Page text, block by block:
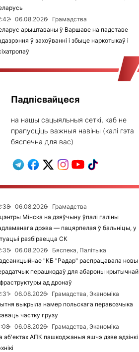
06.08.2026
Грамадства
арыштаваны ў Варшаве на падставе
ў захоўванні і збыце наркотыкаў і
Падпісвайцеся
на нашы сацыяльныя сеткі, каб не
прапусціць важныя навіны (калі гэта
бяспечна для вас)
06.08.2026
Грамадства
Мінска на дзяўчыну ўпалі галіны
дрэва — пацярпелая ў бальніцы, у
разбіраецца СК
06.08.2026
Бяспека, Палітыка
"КБ "Радар" распрацавала новы
перашкодаў для абароны крытычнай
ад дронаў
06.08.2026
Грамадства, Эканоміка
выкрыла намер польскага перавозчыка
частку грузу
06.08.2026
Грамадства, Эканоміка
аб'ектах АПК пашкоджаныя яшчэ дзве адзінкі